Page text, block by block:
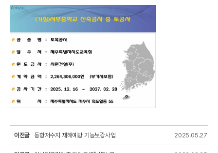
이전글 동항저수지 재해예방 기능보강사업 2025.05.27